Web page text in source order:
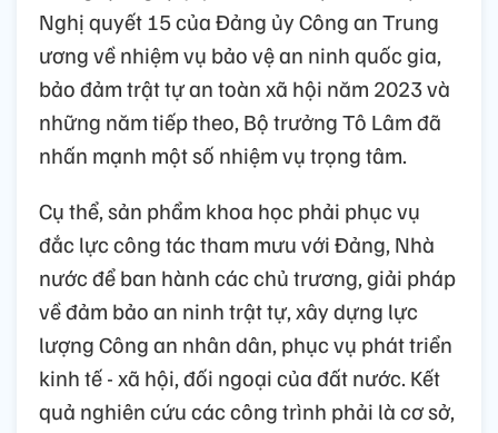
Nghị quyết 15 của Đảng ủy Công an Trung
ương về nhiệm vụ bảo vệ an ninh quốc gia,
bảo đảm trật tự an toàn xã hội năm 2023 và
những năm tiếp theo, Bộ trưởng Tô Lâm đã
nhấn mạnh một số nhiệm vụ trọng tâm.
Cụ thể, sản phẩm khoa học phải phục vụ
đắc lực công tác tham mưu với Đảng, Nhà
nước để ban hành các chủ trương, giải pháp
về đảm bảo an ninh trật tự, xây dựng lực
lượng Công an nhân dân, phục vụ phát triển
kinh tế - xã hội, đối ngoại của đất nước. Kết
quả nghiên cứu các công trình phải là cơ sở,